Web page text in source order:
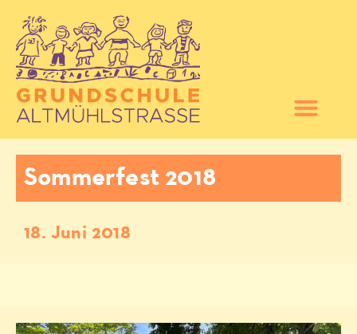
Sommerfest 2018
18. Juni 2018